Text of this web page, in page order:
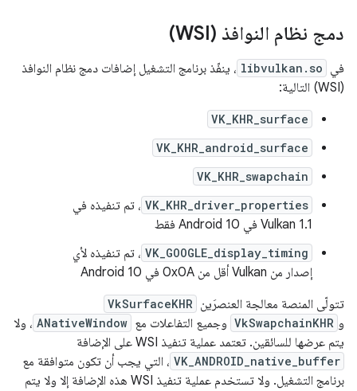
دمج نظام النوافذ (WSI)
في libvulkan.so ، ينفّذ برنامج التشغيل إضافات دمج نظام النوافذ
(WSI) التالية:
VK_KHR_surface
VK_KHR_android_surface
VK_KHR_swapchain
VK_KHR_driver_properties ، تم تنفيذه في
Vulkan 1.1 في Android 10 فقط
VK_GOOGLE_display_timing ، تم تنفيذه لأي
إصدار من Vulkan أقل من 0x0A في Android 10
تتولّى المنصة معالجة العنصرَين VkSurfaceKHR
و VkSwapchainKHR وجميع التفاعلات مع ANativeWindow ، ولا
يتم عرضها للسائقين. تعتمد عملية تنفيذ WSI على الإضافة
VK_ANDROID_native_buffer ، التي يجب أن تكون متوافقة مع
برنامج التشغيل. ولا تستخدم عملية تنفيذ WSI هذه الإضافة إلا ولا يتم